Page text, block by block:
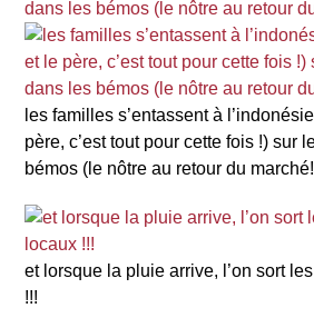
les familles s’entassent à
père, c’est tout pour cette fois !) sur
bémos (le nôtre au retour du
et lorsque la pluie arrive, l’on sort
!!!